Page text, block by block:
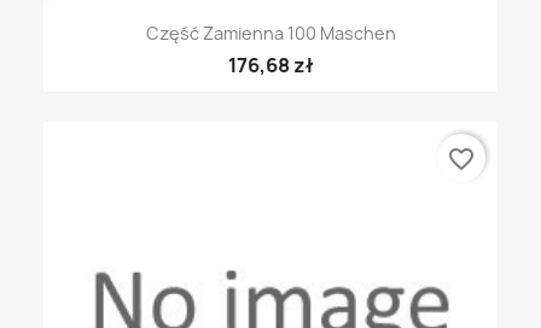
Część Zamienna 100 Maschen
176,68 zł
favorite_border